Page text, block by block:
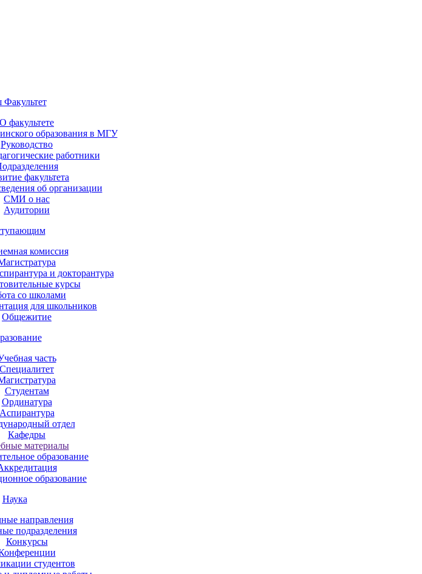
О факультете
образования в МГУ
Руководство
работники
факультета
об организации
СМИ о нас
Аудитории
комиссия
и докторантура
курсы
со школами
для школьников
Общежитие
часть
Специалитет
Студентам
Ординатура
Аспирантура
отдел
Кафедры
материалы
образование
образование
Наука
направления
подразделения
Конкурсы
студентов